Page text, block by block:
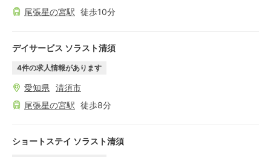
尾張星の宮駅 徒歩10分
デイサービス ソラスト清須
4件の求人情報があります
愛知県
清須市
尾張星の宮駅 徒歩8分
ショートステイ ソラスト清須